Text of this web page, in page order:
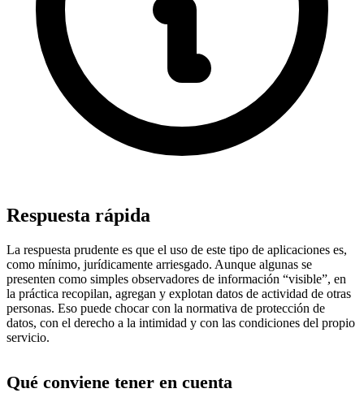
Respuesta rápida
La respuesta prudente es que el uso de este tipo de aplicaciones es,
como mínimo, jurídicamente arriesgado. Aunque algunas se
presenten como simples observadores de información “visible”, en
la práctica recopilan, agregan y explotan datos de actividad de otras
personas. Eso puede chocar con la normativa de protección de
datos, con el derecho a la intimidad y con las condiciones del propio
servicio.
Qué conviene tener en cuenta